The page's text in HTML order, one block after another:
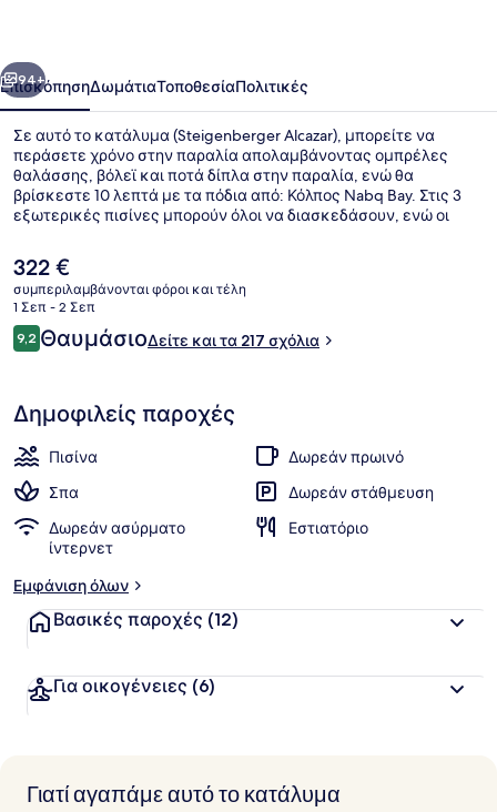
Επόμενο
94+
ΕπισκόπησηΔωμάτιαΤοποθεσίαΠολιτικές
Σε αυτό το κατάλυμα (Steigenberger Alcazar), μπορείτε να
περάσετε χρόνο στην παραλία απολαμβάνοντας ομπρέλες
θαλάσσης, βόλεϊ και ποτά δίπλα στην παραλία, ενώ θα
βρίσκεστε 10 λεπτά με τα πόδια από: Κόλπος Nabq Bay. Στις 3
εξωτερικές πισίνες μπορούν όλοι να διασκεδάσουν, ενώ οι
επισκεφτούν το σπα για να απολαύσουν μασάζ, περιτυλίξεις
σώματος και θεραπείες περιποίησης προσώπου. Το εστιατόριο
(Zohreya), ένα από τα 7 εστιατόρια, σερβίρει μεσογειακή
κουζίνα και είναι ανοικτό για βραδινό. Σε αυτό το ξενοδοχείο
(πολυτελείας) θα βρείτε ακόμη 3 μπαρ δίπλα στην πισίνα,
μπαρ/lounge και ανοιχτό γήπεδο τένις.
Η
τρέχουσα
τιμή
είναι
322 €
322 €
συμπεριλαμβάνονται φόροι και τέλη
1 Σεπ - 2 Σεπ
Σχόλια
9,29,2 στα 10
ΘαυμάσιοΔείτε και τα 217 σχόλια
Δημοφιλείς παροχές
Πισίνα
Δωρεάν πρωινό
Σπα
Δωρεάν στάθμευση
Δωρεάν ασύρματο
ίντερνετ
Εστιατόριο
Εμφάνιση όλων
Βασικές παροχές (12)
Για οικογένειες (6)
Γιατί αγαπάμε αυτό το κατάλυμα